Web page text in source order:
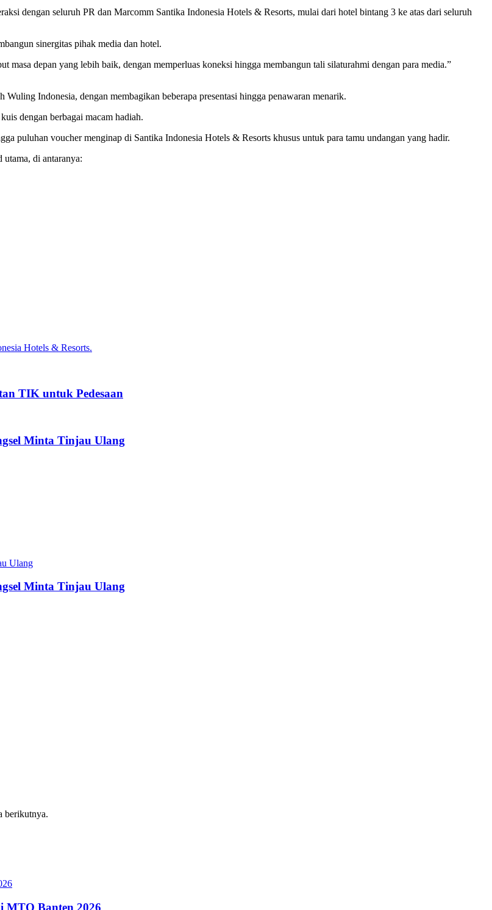
dengan seluruh PR dan Marcomm Santika Indonesia Hotels & Resorts, mulai dari hotel bintang 3 ke atas dari seluruh
sinergitas pihak media dan hotel.
masa depan yang lebih baik, dengan memperluas koneksi hingga membangun tali silaturahmi dengan para media.”
Indonesia, dengan membagikan beberapa presentasi hingga penawaran menarik.
dengan berbagai macam hadiah.
puluhan voucher menginap di Santika Indonesia Hotels & Resorts khusus untuk para tamu undangan yang hadir.
utama, di antaranya:
Hotels & Resorts.
TIK untuk Pedesaan
Minta Tinjau Ulang
Minta Tinjau Ulang
berikutnya.
MTQ Banten 2026